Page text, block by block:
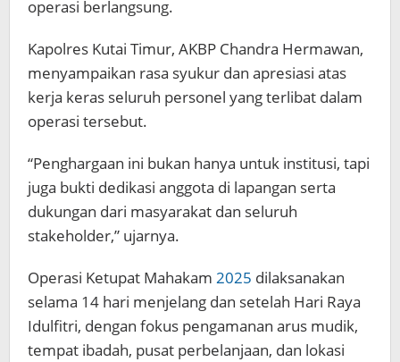
operasi berlangsung.
Kapolres Kutai Timur, AKBP Chandra Hermawan,
menyampaikan rasa syukur dan apresiasi atas
kerja keras seluruh personel yang terlibat dalam
operasi tersebut.
“Penghargaan ini bukan hanya untuk institusi, tapi
juga bukti dedikasi anggota di lapangan serta
dukungan dari masyarakat dan seluruh
stakeholder,” ujarnya.
Operasi Ketupat Mahakam 2025 dilaksanakan
selama 14 hari menjelang dan setelah Hari Raya
Idulfitri, dengan fokus pengamanan arus mudik,
tempat ibadah, pusat perbelanjaan, dan lokasi